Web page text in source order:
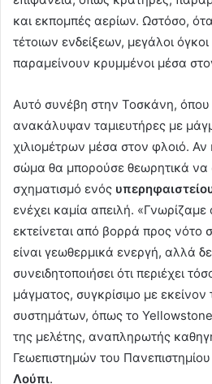
και εκπομπές αερίων. Ωστόσο,
τέτοιων ενδείξεων, μεγάλοι
παραμείνουν κρυμμένοι μέσα
Αυτό συνέβη στην Τοσκάνη, όπου
ανακάλυψαν ταμιευτήρες με
χιλιομέτρων μέσα στον φλοιό. Αν
σώμα θα μπορούσε θεωρητικά να
σχηματισμό ενός
ενέχει καμία απειλή. «Γνωρίζαμε
εκτείνεται από βορρά προς νότο
είναι γεωθερμικά ενεργή, αλλά
συνειδητοποιήσει ότι περιέχει
μάγματος, συγκρίσιμο με
συστημάτων, όπως το
της μελέτης, αναπληρωτής
Γεωεπιστημών του
Λούπι.